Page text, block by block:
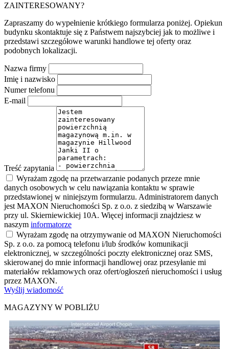
ZAINTERESOWANY?
Zapraszamy do wypełnienie krótkiego formularza poniżej. Opiekun
budynku skontaktuje się z Państwem najszybciej jak to możliwe i
przedstawi szczegółowe warunki handlowe tej oferty oraz
podobnych lokalizacji.
Nazwa firmy
Imię i nazwisko
Numer telefonu
E-mail
Treść zapytania
Wyrażam zgodę na przetwarzanie podanych przeze mnie
danych osobowych w celu nawiązania kontaktu w sprawie
przedstawionej w niniejszym formularzu. Administratorem danych
jest MAXON Nieruchomości Sp. z o.o. z siedzibą w Warszawie
przy ul. Skierniewickiej 10A. Więcej informacji znajdziesz w
naszym informatorze
Wyrażam zgodę na otrzymywanie od MAXON Nieruchomości
Sp. z o.o. za pomocą telefonu i/lub środków komunikacji
elektronicznej, w szczególności poczty elektronicznej oraz SMS,
skierowanej do mnie informacji handlowej oraz przesyłanie mi
materiałów reklamowych oraz ofert/ogłoszeń nieruchomości i usług
przez MAXON.
Wyślij wiadomość
MAGAZYNY W POBLIŻU